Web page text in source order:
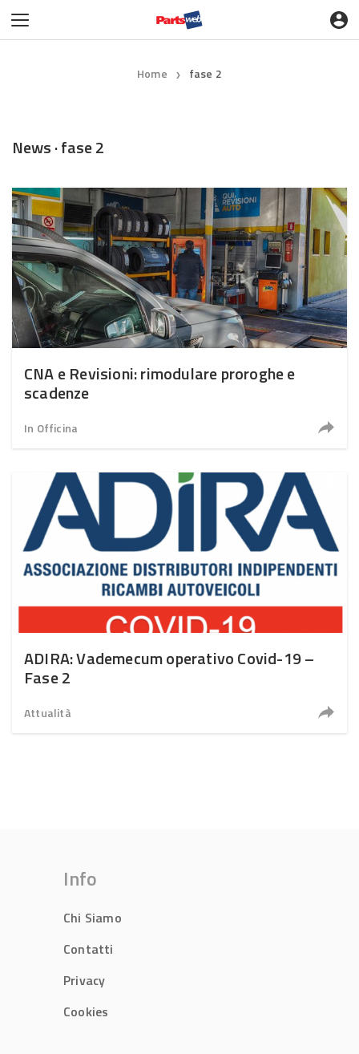
Home ❯ fase 2
News · fase 2
CNA e Revisioni: rimodulare proroghe e
scadenze
In Officina
ADIRA: Vademecum operativo Covid-19 –
Fase 2
Attualità
Info
Chi Siamo
Contatti
Privacy
Cookies